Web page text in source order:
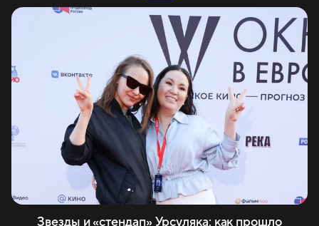
Звезды и «стендап» Урсуляка: как прошло